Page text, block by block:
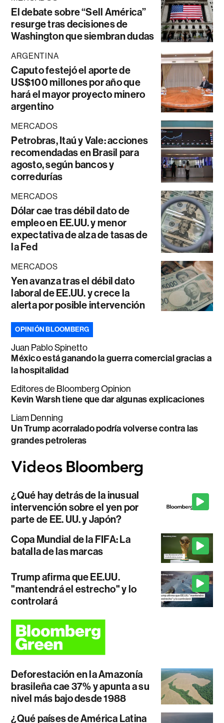
El debate sobre “Sell América”
resurge tras decisiones de
Washington que siembran dudas
ARGENTINA
Caputo festejó el aporte de
US$100 millones por año que
hará el mayor proyecto minero
argentino
MERCADOS
Petrobras, Itaú y Vale: acciones
recomendadas en Brasil para
agosto, según bancos y
corredurías
MERCADOS
Dólar cae tras débil dato de
empleo en EE.UU. y menor
expectativa de alza de tasas de
la Fed
MERCADOS
Yen avanza tras el débil dato
laboral de EE.UU. y crece la
alerta por posible intervención
OPINIÓN BLOOMBERG
Juan Pablo Spinetto
México está ganando la guerra comercial gracias a
la hospitalidad
Editores de Bloomberg Opinion
Kevin Warsh tiene que dar algunas explicaciones
Liam Denning
Un Trump acorralado podría volverse contra las
grandes petroleras
¿Qué hay detrás de la inusual
intervención sobre el yen por
parte de EE. UU. y Japón?
Copa Mundial de la FIFA: La
batalla de las marcas
Trump afirma que EE.UU.
"mantendrá el estrecho" y lo
controlará
Deforestación en la Amazonía
brasileña cae 37% y apunta a su
nivel más bajo desde 1988
¿Qué países de América Latina